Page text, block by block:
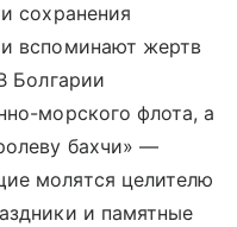
сохранения
вспоминают жертв
Болгарии
морского флота, а
бахчи» —
молятся целителю
и памятные